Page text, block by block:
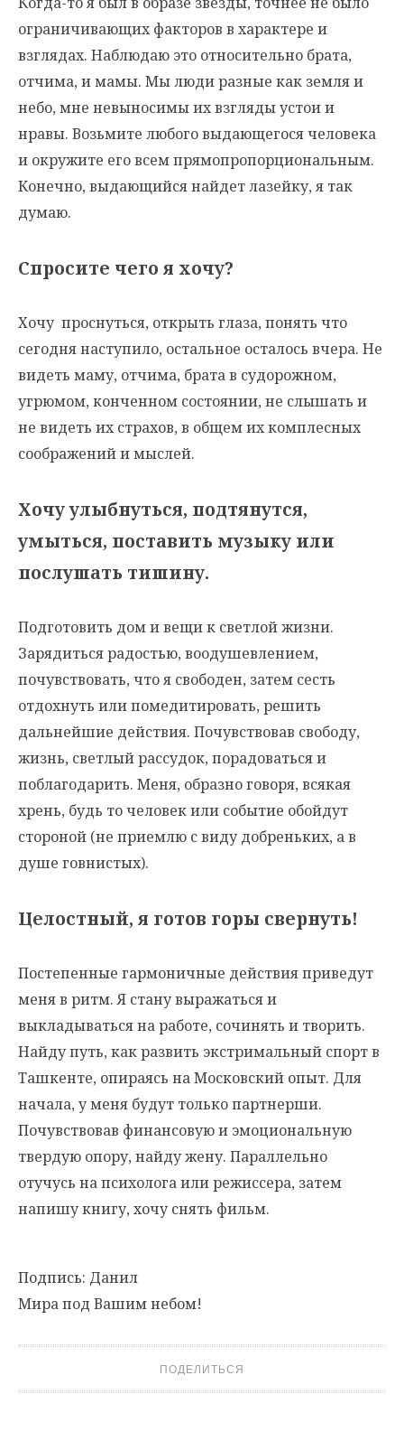
ограничивающих факторов в характере и
взглядах. Наблюдаю это относительно брата,
отчима, и мамы. Мы люди разные как земля и
небо, мне невыносимы их взгляды устои и
нравы. Возьмите любого выдающегося человека
и окружите его всем прямопропорциональным.
Конечно, выдающийся найдет лазейку, я так
думаю.
Спросите чего я хочу?
Хочу проснуться, открыть глаза, понять что
сегодня наступило, остальное осталось вчера. Не
видеть маму, отчима, брата в судорожном,
угрюмом, конченном состоянии, не слышать и
не видеть их страхов, в общем их комплесных
соображений и мыслей.
Хочу улыбнуться, подтянутся,
умыться, поставить музыку или
послушать тишину.
Подготовить дом и вещи к светлой жизни.
Зарядиться радостью, воодушевлением,
почувствовать, что я свободен, затем сесть
отдохнуть или помедитировать, решить
дальнейшие действия. Почувствовав свободу,
жизнь, светлый рассудок, порадоваться и
поблагодарить. Меня, образно говоря, всякая
хрень, будь то человек или событие обойдут
стороной (не приемлю с виду добреньких, а в
душе говнистых).
Целостный, я готов горы свернуть!
Постепенные гармоничные действия приведут
меня в ритм. Я стану выражаться и
выкладываться на работе, сочинять и творить.
Найду путь, как развить экстримальный спорт в
Ташкенте, опираясь на Московский опыт. Для
начала, у меня будут только партнерши.
Почувствовав финансовую и эмоциональную
твердую опору, найду жену. Параллельно
отучусь на психолога или режиссера, затем
напишу книгу, хочу снять фильм.
Подпись: Данил
Мира под Вашим небом!
ПОДЕЛИТЬСЯ